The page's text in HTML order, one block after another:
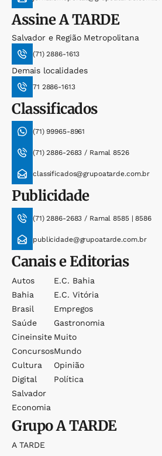
AssineA TARDE
Salvador e Região Metropolitana
(71) 2886-1613
Demais localidades
71 2886-1613
Classificados
(71) 99965-8961
(71) 2886-2683 / Ramal 8526
classificados@grupoatarde.com.br
Publicidade
(71) 2886-2683 / Ramal 8585 | 8586
publicidade@grupoatarde.com.br
Canais e Editorias
Autos
Bahia
Brasil
Saúde
Cineinsite
Concursos
Cultura
Digital
Salvador
Economia
E.c. Bahia
E.c. Vitória
Empregos
Gastronomia
Muito
Mundo
Opinião
Política
GrupoA TARDE
A TARDE